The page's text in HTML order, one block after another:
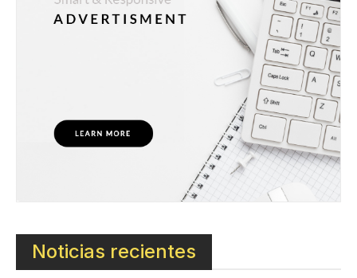
Noticias recientes